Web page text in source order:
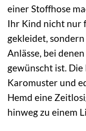
einer Stoffhose
Ihr Kind nicht nur
gekleidet,
Anlässe, bei
gewünscht ist.
Karomuster und
Hemd eine
hinweg zu einem